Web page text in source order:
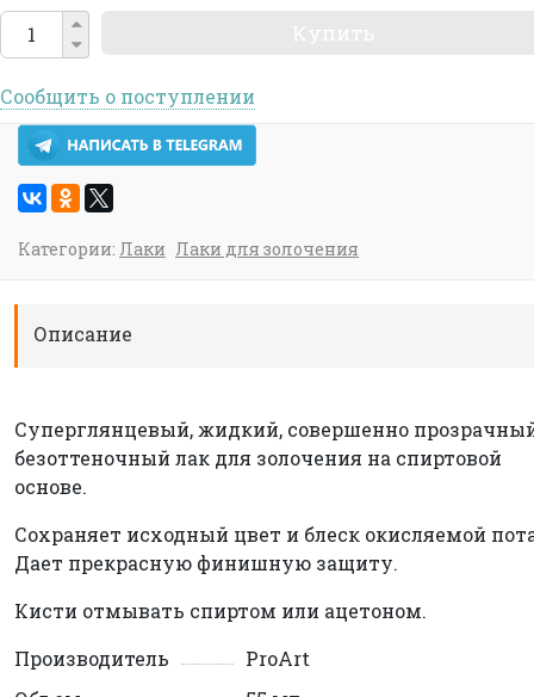
Сообщить о поступлении
Категории: Лаки Лаки для золочения
Описание
Суперглянцевый, жидкий, совершенно
безоттеночный лак для золочения на спиртовой
основе.
Сохраняет исходный цвет и блеск окисляемой
Дает прекрасную финишную защиту.
Кисти отмывать спиртом или ацетоном.
Производитель
ProArt